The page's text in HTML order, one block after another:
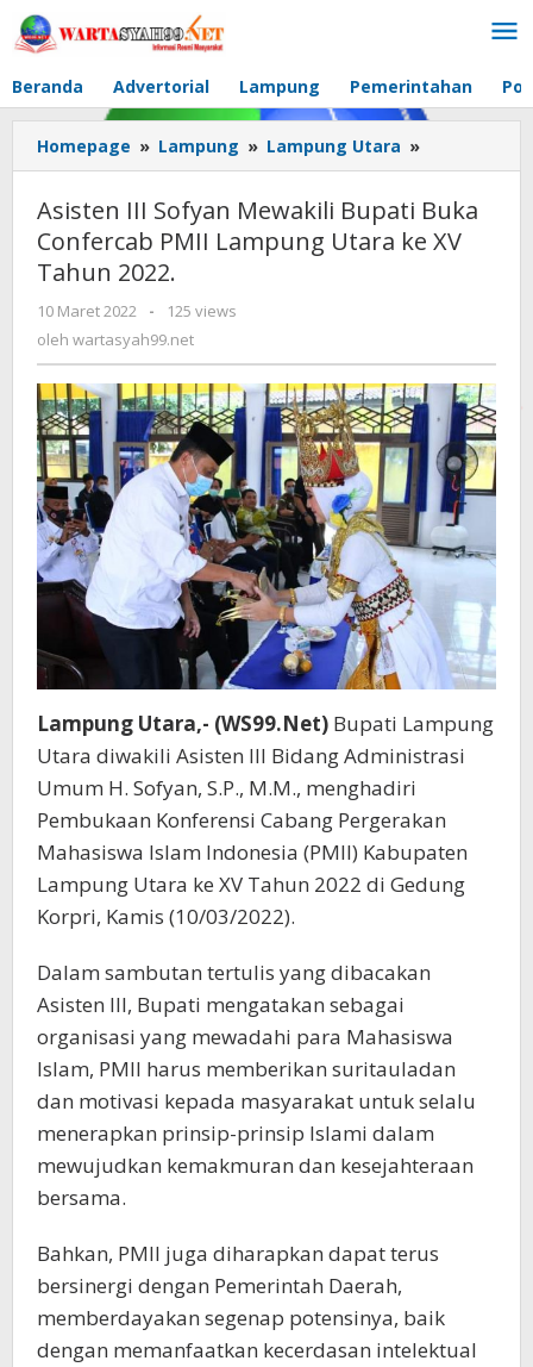
Lewati
ke
Beranda
Advertorial Lampung Pemerintahan
Homepage » Lampung » Lampung Utara »
III
Sofyan
Mewakili
Bupati
Utara
ke
XV
Tahun
2022.
Asisten III Sofyan Mewakili Bupati Buka
Confercab PMII Lampung Utara ke XV
Tahun 2022.
10 Maret 2022
oleh
wartasyah99.net
-
125 views
oleh wartasyah99.net
Lampung Utara,- (WS99.Net) Bupati Lampung
Utara diwakili Asisten III Bidang Administrasi
Umum H. Sofyan, S.P., M.M., menghadiri
Pembukaan Konferensi Cabang Pergerakan
Mahasiswa Islam Indonesia (PMII) Kabupaten
Lampung Utara ke XV Tahun 2022 di Gedung
Korpri, Kamis (10/03/2022).
Dalam sambutan tertulis yang dibacakan
Asisten III, Bupati mengatakan sebagai
organisasi yang mewadahi para Mahasiswa
Islam, PMII harus memberikan suritauladan
dan motivasi kepada masyarakat untuk selalu
menerapkan prinsip-prinsip Islami dalam
mewujudkan kemakmuran dan kesejahteraan
bersama.
Bahkan, PMII juga diharapkan dapat terus
bersinergi dengan Pemerintah Daerah,
memberdayakan segenap potensinya, baik
dengan memanfaatkan kecerdasan intelektual